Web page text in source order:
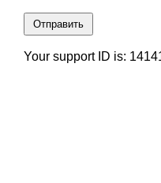
Отправить
Your support ID is: